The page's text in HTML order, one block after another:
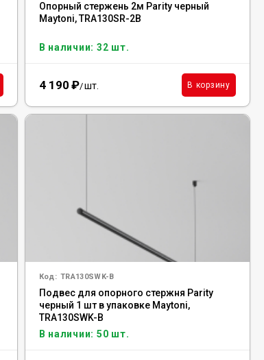
Опорный стержень 2м Parity черный
Maytoni, TRA130SR-2B
В наличии: 32 шт.
4 190 ₽/шт. В корзину
Код: TRA130SWK-B
Подвес для опорного стержня Parity
черный 1 шт в упаковке Maytoni,
TRA130SWK-B
В наличии: 50 шт.